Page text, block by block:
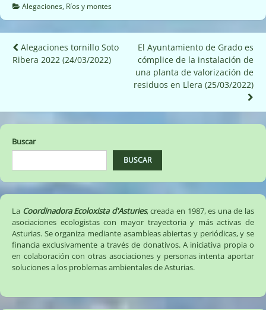
Alegaciones, Ríos y montes
Navegación
de
Alegaciones tornillo Soto
Ribera 2022 (24/03/2022)
El Ayuntamiento de Grado es
cómplice de la instalación de
una planta de valorización de
residuos en Llera (25/03/2022)
Buscar
BUSCAR
La Coordinadora Ecoloxista d'Asturies, creada en 1987, es una de las
asociaciones ecologistas con mayor trayectoria y más activas de
Asturias. Se organiza mediante asambleas abiertas y periódicas, y se
financia exclusivamente a través de donativos. A iniciativa propia o
en colaboración con otras asociaciones y personas intenta aportar
soluciones a los problemas ambientales de Asturias.